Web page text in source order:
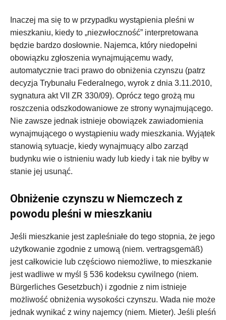
Inaczej ma się to w przypadku wystąpienia pleśni w
mieszkaniu, kiedy to „niezwłoczność” interpretowana
będzie bardzo dosłownie. Najemca, który niedopełni
obowiązku zgłoszenia wynajmującemu wady,
automatycznie traci prawo do obniżenia czynszu (patrz
decyzja Trybunału Federalnego, wyrok z dnia 3.11.2010,
sygnatura akt VII ZR 330/09). Oprócz tego grożą mu
roszczenia odszkodowaniowe ze strony wynajmującego.
Nie zawsze jednak istnieje obowiązek zawiadomienia
wynajmującego o wystąpieniu wady mieszkania. Wyjątek
stanowią sytuacje, kiedy wynajmuący albo zarząd
budynku wie o istnieniu wady lub kiedy i tak nie byłby w
stanie jej usunąć.
Obniżenie czynszu w Niemczech z
powodu pleśni w mieszkaniu
Jeśli mieszkanie jest zapleśniałe do tego stopnia, że jego
użytkowanie zgodnie z umową (niem. vertragsgemäß)
jest całkowicie lub częściowo niemożliwe, to mieszkanie
jest wadliwe w myśl § 536 kodeksu cywilnego (niem.
Bürgerliches Gesetzbuch) i zgodnie z nim istnieje
możliwość obniżenia wysokości czynszu. Wada nie może
jednak wynikać z winy najemcy (niem. Mieter). Jeśli pleśń